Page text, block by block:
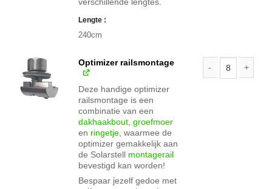
Lengte
240cm
Optimizer railsmontage
Deze handige optimizer
railsmontage is een
combinatie van een
dakhaakbout ,groefmoer
en ringetje , waarmee de
optimizer gemakkelijk aan
de Solarstell montagerail
bevestigd kan worden!
Bespaar jezelf gedoe met